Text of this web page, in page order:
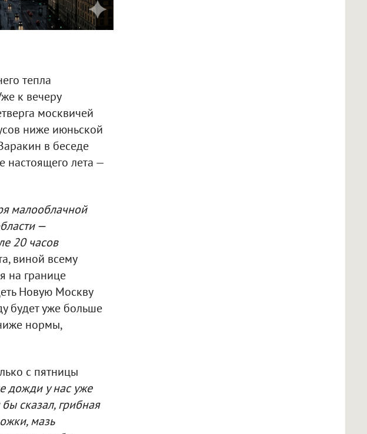
тепла
к вечеру
москвичей
ниже июньской
в беседе
настоящего лета —
малооблачной
—
20 часов
виной всему
на границе
Новую Москву
будет уже больше
нормы,
с пятницы
дожди у нас уже
сказал, грибная
мазь